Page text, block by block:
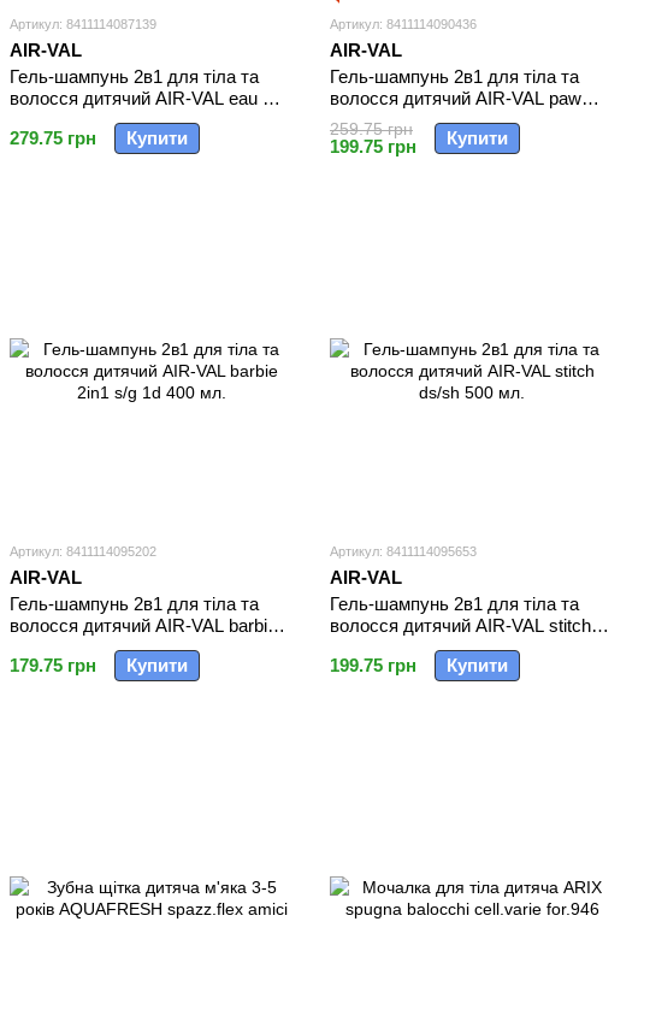
Артикул: 8411114087139
AIR-VAL
Гель-шампунь 2в1 для тіла та
волосся дитячий AIR-VAL eau my
dino s/g&sh 2d 400 мл.
279.75 грн
Купити
Артикул: 8411114090436
AIR-VAL
Гель-шампунь 2в1 для тіла та
волосся дитячий AIR-VAL paw
patrol chase s/g 2in1400 мл.
259.75 грн
199.75 грн Купити
Артикул: 8411114095202
AIR-VAL
Гель-шампунь 2в1 для тіла та
волосся дитячий AIR-VAL barbie
2in1 s/g 1d 400 мл.
179.75 грн
Купити
Артикул: 8411114095653
AIR-VAL
Гель-шампунь 2в1 для тіла та
волосся дитячий AIR-VAL stitch
ds/sh 500 мл.
199.75 грн
Купити